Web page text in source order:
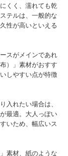
くく、濡れても乾
テルは、一般的な
性が高いといえる
スがメインであれ
）」素材がおすす
しやすい点が特徴
入れたい場合は、
最適。大人っぽい
いため、幅広いス
素材、紙のような